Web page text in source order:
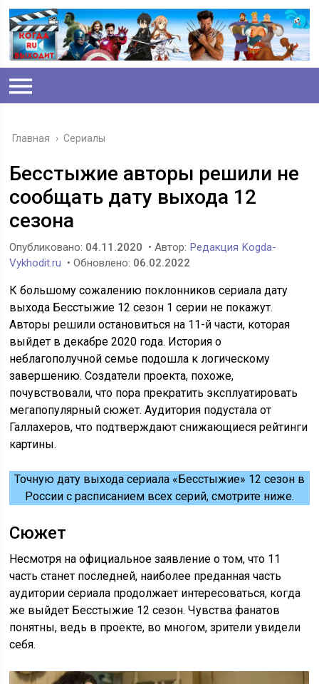
Главная › Сериалы
Бесстыжие авторы решили не
сообщать дату выхода 12
сезона
Опубликовано: 04.11.2020 • Автор: Редакция Kogda-
Vykhodit.ru • Обновлено: 06.02.2022
К большому сожалению поклонников сериала дату
выхода Бесстыжие 12 сезон 1 серии не покажут.
Авторы решили остановиться на 11-й части, которая
выйдет в декабре 2020 года. История о
неблагополучной семье подошла к логическому
завершению. Создатели проекта, похоже,
почувствовали, что пора прекратить эксплуатировать
мегапопулярный сюжет. Аудитория подустала от
Галлахеров, что подтверждают снижающиеся рейтинги
картины.
Точную дату выхода сериала «Бесстыжие» 12 сезон в
России с расписанием всех серий, смотрите ниже.
Сюжет
Несмотря на официальное заявление о том, что 11
часть станет последней, наиболее преданная часть
аудитории сериала продолжает интересоваться, когда
же выйдет Бесстыжие 12 сезон. Чувства фанатов
понятны, ведь в проекте, во многом, зрители увидели
себя.